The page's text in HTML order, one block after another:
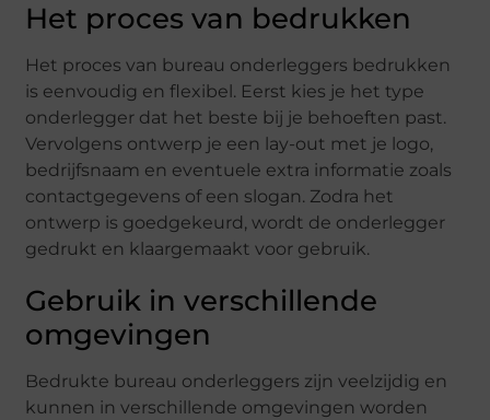
Het proces van bedrukken
Het proces van bureau onderleggers bedrukken
is eenvoudig en flexibel. Eerst kies je het type
onderlegger dat het beste bij je behoeften past.
Vervolgens ontwerp je een lay-out met je logo,
bedrijfsnaam en eventuele extra informatie zoals
contactgegevens of een slogan. Zodra het
ontwerp is goedgekeurd, wordt de onderlegger
gedrukt en klaargemaakt voor gebruik.
Gebruik in verschillende
omgevingen
Bedrukte bureau onderleggers zijn veelzijdig en
kunnen in verschillende omgevingen worden